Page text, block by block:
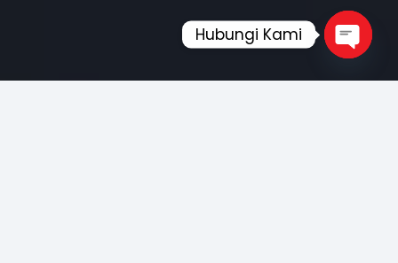
Hubungi Kami